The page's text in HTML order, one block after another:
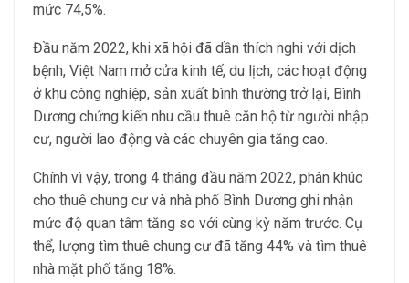
mức 74,5%.
Đầu năm 2022, khi xã hội đã dần thích nghi với dịch
bệnh, Việt Nam mở cửa kinh tế, du lịch, các hoạt động
ở khu công nghiệp, sản xuất bình thường trở lại, Bình
Dương chứng kiến nhu cầu thuê căn hộ từ người nhập
cư, người lao động và các chuyên gia tăng cao.
Chính vì vậy, trong 4 tháng đầu năm 2022, phân khúc
cho thuê chung cư và nhà phố Bình Dương ghi nhận
mức độ quan tâm tăng so với cùng kỳ năm trước. Cụ
thể, lượng tìm thuê chung cư đã tăng 44% và tìm thuê
nhà mặt phố tăng 18%.